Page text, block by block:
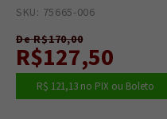
SKU: 75665-006
De R$170,00
R$127,50
R$ 121,13no PIX ou Boleto